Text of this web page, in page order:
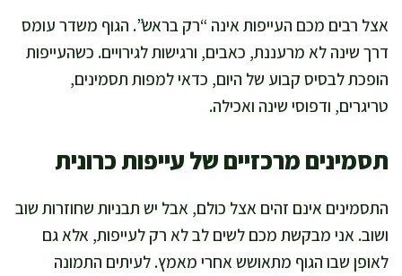
אצל רבים מכם העייפות אינה “רק בראש”. הגוף משדר עומס
דרך שינה לא מרעננת, כאבים, ורגישות לגירויים. כשהעייפות
הופכת לבסיס קבוע של היום, כדאי למפות תסמינים,
טריגרים, ודפוסי שינה ואכילה.
תסמינים מרכזיים של עייפות כרונית
התסמינים אינם זהים אצל כולם, אבל יש תבניות שחוזרות שוב
ושוב. אני מבקשת מכם לשים לב לא רק לעייפות, אלא גם
לאופן שבו הגוף מתאושש אחרי מאמץ. לעיתים התמונה